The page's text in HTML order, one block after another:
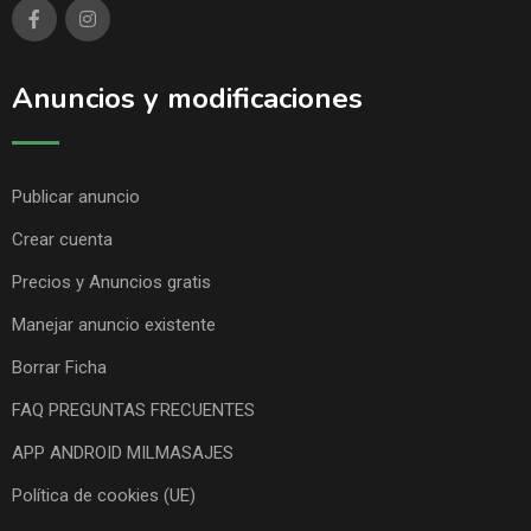
Anuncios y modificaciones
Publicar anuncio
Crear cuenta
Precios y Anuncios gratis
Manejar anuncio existente
Borrar Ficha
FAQ PREGUNTAS FRECUENTES
APP ANDROID MILMASAJES
Política de cookies (UE)